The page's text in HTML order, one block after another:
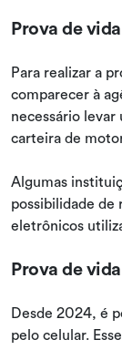
Prova de
Para realizar a
comparecer à
necessário
carteira de
Algumas
possibilidade de
eletrônicos
Prova de
Desde 2024, é
pelo celular.